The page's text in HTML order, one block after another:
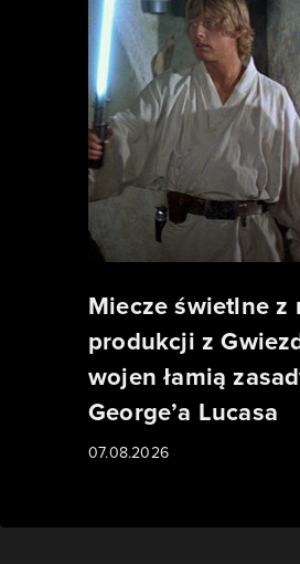
Miecze świetlne z
produkcji z
wojen łamią
George’a Lucasa
07.08.2026